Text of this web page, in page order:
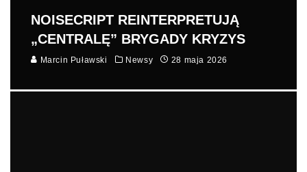
NOISECRIPT REINTERPRETUJĄ
„CENTRALĘ” BRYGADY KRYZYS
Marcin Puławski Newsy 28 maja 2026